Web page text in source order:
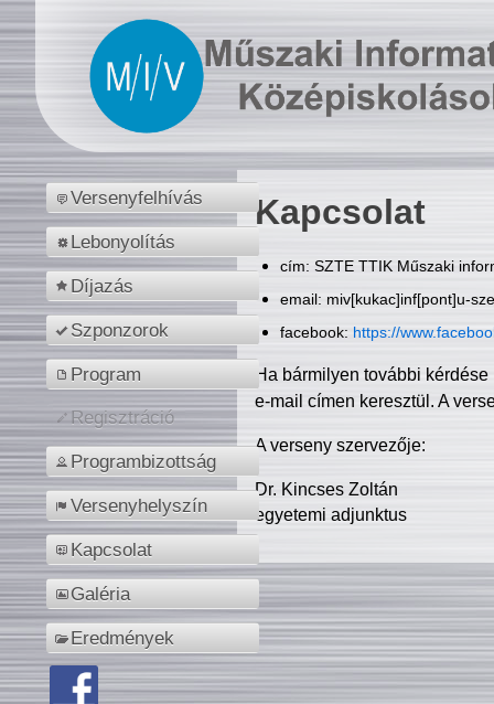
Versenyfelhívás
Lebonyolítás
Díjazás
Szponzorok
Program
Regisztráció
Programbizottság
Versenyhelyszín
Kapcsolat
Galéria
Eredmények
Kapcsolat
cím: SZTE TTIK Műszaki
email: miv[kukac]inf[pont]u-
facebook: https://
Ha bármilyen további
e-mail címen keresztül. A
A verseny szervezője:
Dr. Kincses Zoltán
egyetemi adjunktus